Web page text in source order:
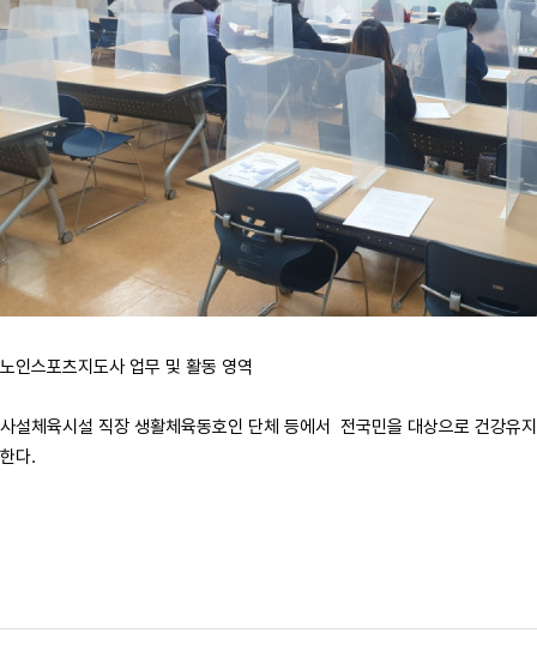
노인스포츠지도사 업무 및 활동 영역
사설체육시설 직장 생활체육동호인 단체 등에서 전국민을 대상으로 건강유
한다.